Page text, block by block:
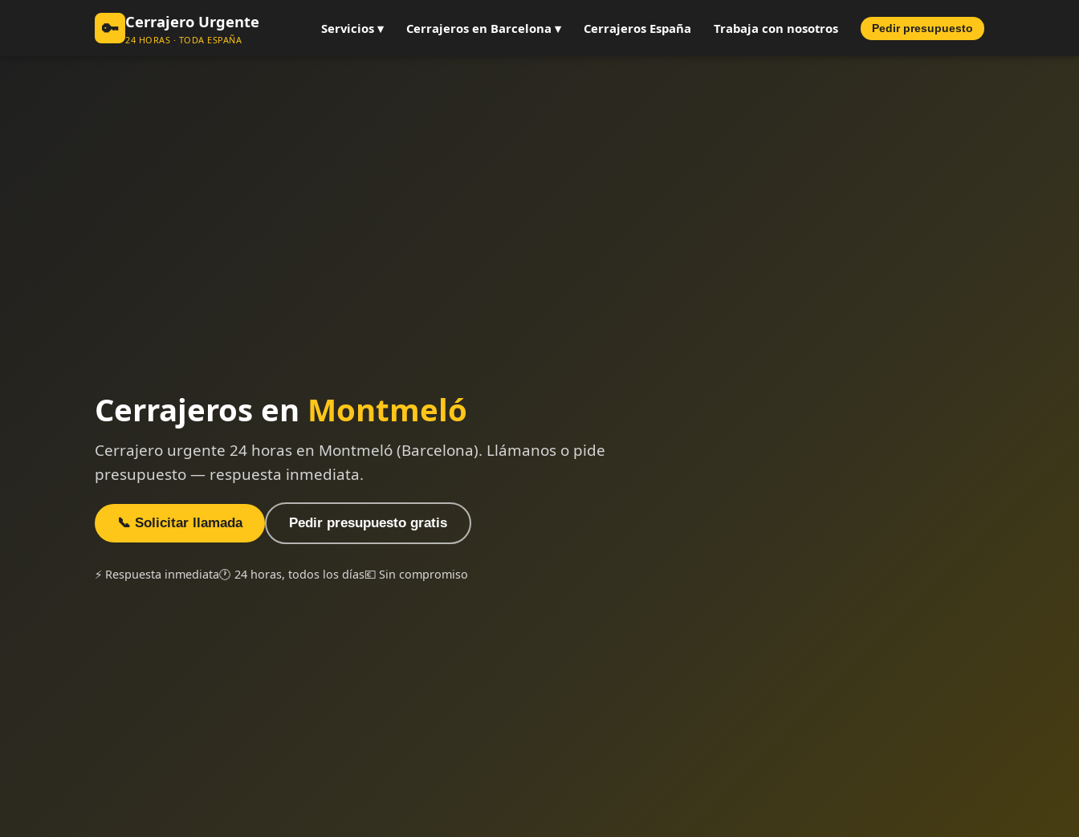
🔑 Cerrajero Urgente
24 HORAS · TODA ESPAÑA
Servicios ▾ Cerrajeros en Barcelona ▾ Cerrajeros España Trabaja con nosotros Pedir presupuesto
Cerrajeros en Montmeló
Cerrajero urgente 24 horas en Montmeló (Barcelona). Llámanos o pide
presupuesto — respuesta inmediata.
📞 Solicitar llamada Pedir presupuesto gratis
⚡ Respuesta inmediata🕐 24 horas, todos los días💶 Sin compromiso